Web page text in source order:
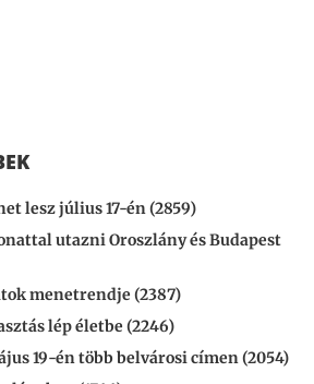
lesz július 17-én (2859)
utazni Oroszlány és Budapest
menetrendje (2387)
lép életbe (2246)
19-én több belvárosi címen (2054)